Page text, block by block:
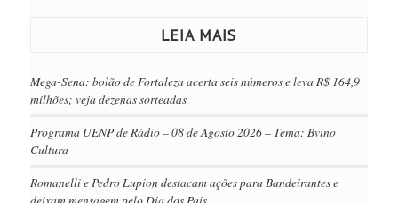
LEIA MAIS
Mega-Sena: bolão de Fortaleza acerta seis números e leva R$ 164,9
milhões; veja dezenas sorteadas
Programa UENP de Rádio – 08 de Agosto 2026 – Tema: Bvino
Cultura
Romanelli e Pedro Lupion destacam ações para Bandeirantes e